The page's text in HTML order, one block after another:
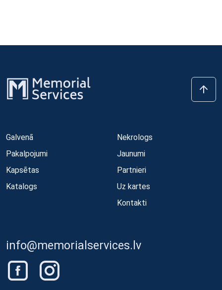
Galvenā
Pakalpojumi
Kapsētas
Katalogs
Nekrologs
Jaunumi
Partnieri
Uz kartes
Kontakti
info@memorialservices.lv